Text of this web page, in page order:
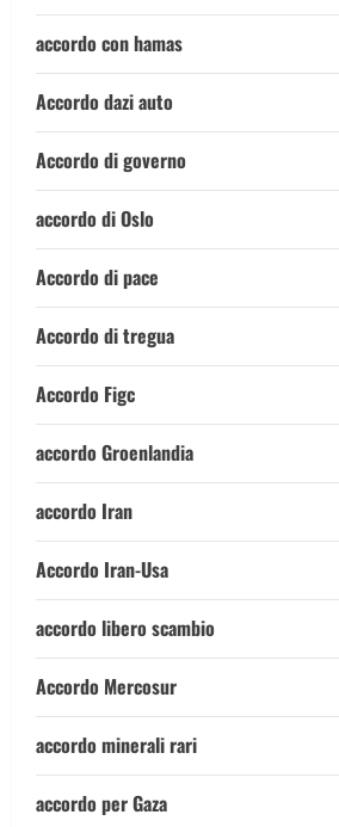
accordo con hamas
Accordo dazi auto
Accordo di governo
accordo di Oslo
Accordo di pace
Accordo di tregua
Accordo Figc
accordo Groenlandia
accordo Iran
Accordo Iran-Usa
accordo libero scambio
Accordo Mercosur
accordo minerali rari
accordo per Gaza